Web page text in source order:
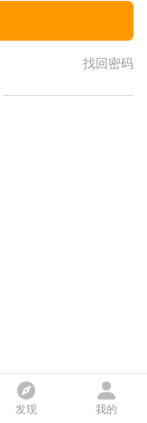
找回密码
发现 我的